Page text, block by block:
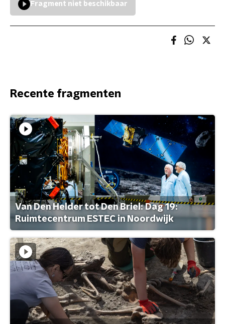
Fragment niet beschikbaar
Recente fragmenten
Van Den Helder tot Den Briel: Dag 19:
Ruimtecentrum ESTEC in Noordwijk